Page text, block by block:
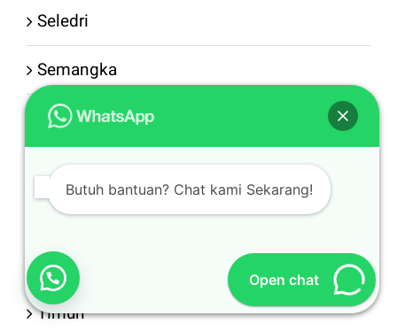
Seledri
Semangka
Spare Part
Sprayer
Tanpa Biji
Terong
Timun
Butuh bantuan? Chat kami Sekarang!
Open chat